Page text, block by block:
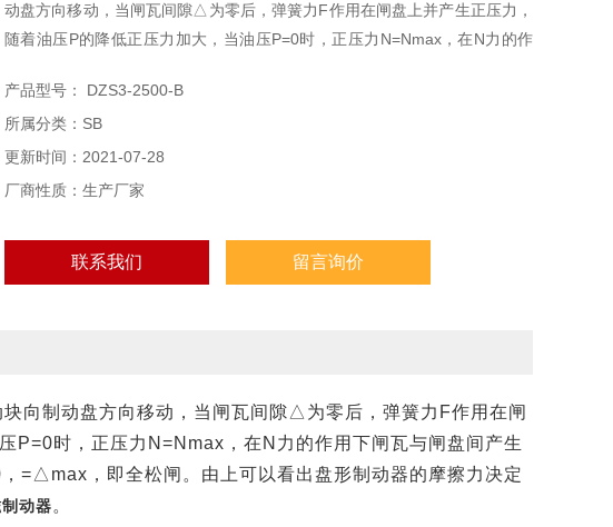
动盘方向移动，当闸瓦间隙△为零后，弹簧力F作用在闸盘上并产生正压力，
随着油压P的降低正压力加大，当油压P=0时，正压力N=Nmax，在N力的作
定于DZS3-2500电磁制动器
产品型号： DZS3-2500-B
所属分类：SB
更新时间：2021-07-28
厂商性质：生产厂家
联系我们 留言询价
向制动盘方向移动，当闸瓦间隙△为零后，弹簧力 F作用在闸
P=0时，正压力 N=Nmax ，在 N 力的作用下闸瓦与闸盘间产生
， =△ max ，即全松闸。由上可以看出盘形制动器的摩擦力决定
动器。